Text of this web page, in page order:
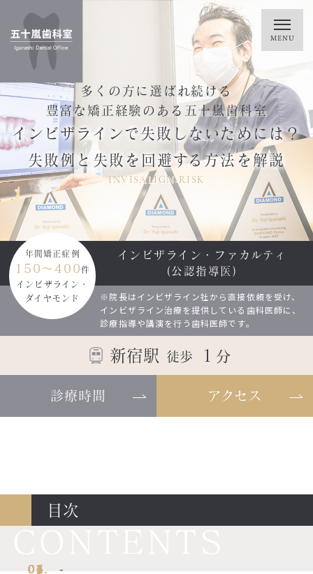
多くの方に選ばれ続ける
豊富な矯正経験のある五十嵐歯科室
インビザラインで失敗しないためには？
失敗例と失敗を回避する方法を解説
INVISALIGN-RISK
年間矯正症例
150～400 件
インビザライン・
ダイヤモンド
インビザライン・ファカルティ
(公認指導医)
※院長はインビザライン社から直接依頼を受け、
インビザライン治療を提供している歯科医師に、
診療指導や講演を行う歯科医師です。
新宿駅 徒歩 １ 分
診療時間 アクセス
目次